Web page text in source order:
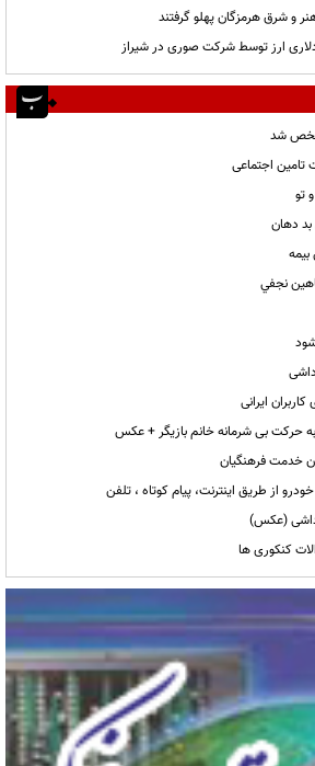
شد
اجتماعی
تو
نجفي
حرکت بی شرمانه خانم بازیگر + عکس
از طریق اینترنت، پیام کوتاه ، تلفن
(عکس)
کنکوری ها